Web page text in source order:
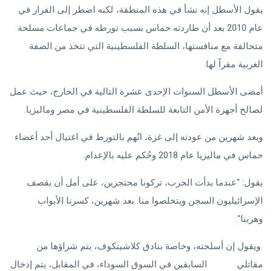
يقول الأسطل إنه نشأ في هذه المنطقة، لكنه اضطر إلى الفرار في
عام 2010 بعد أن طاردته حماس بسبب تورطه في جماعات مسلحة
متحالفة مع منافستها، السلطة الفلسطينية التي تتخذ من الضفة
الغربية مقراً لها.
أمضى الأسطل السنوات الإحدى عشرة التالية في الخارج، حيث عمل
لصالح أجهزة الأمن التابعة للسلطة الفلسطينية في مصر وماليزيا.
وبعد شهرين من عودته إلى غزة، اتُهم بالتورط في اغتيال أحد أعضاء
حماس في ماليزيا عام 2018 وحُكم عليه بالإعدام.
يقول: "عندما بدأت الحرب، تركونا محتجزين، على أمل أن يقصف
الإسرائيليون السجن ويتخلصوا منا. بعد شهرين، كسرنا الأبواب
وهربنا".
ويقول إن أسلحته، وخاصة بنادق كلاشينكوف، يتم شراؤها من
مقاتلي
السابقين في السوق السوداء، في المقابل، يتم إدخال